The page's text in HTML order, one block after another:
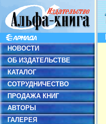
НОВОСТИ
ОБ ИЗДАТЕЛЬСТВЕ
КАТАЛОГ
СОТРУДНИЧЕСТВО
ПРОДАЖА КНИГ
АВТОРЫ
ГАЛЕРЕЯ